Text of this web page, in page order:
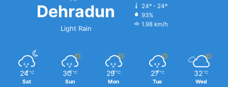
Dehradun
Light Rain
24º - 24º
93%
1.98 km/h
24 ℃
Sat
30 ℃
Sun
29 ℃
Mon
27 ℃
Tue
32 ℃
Wed